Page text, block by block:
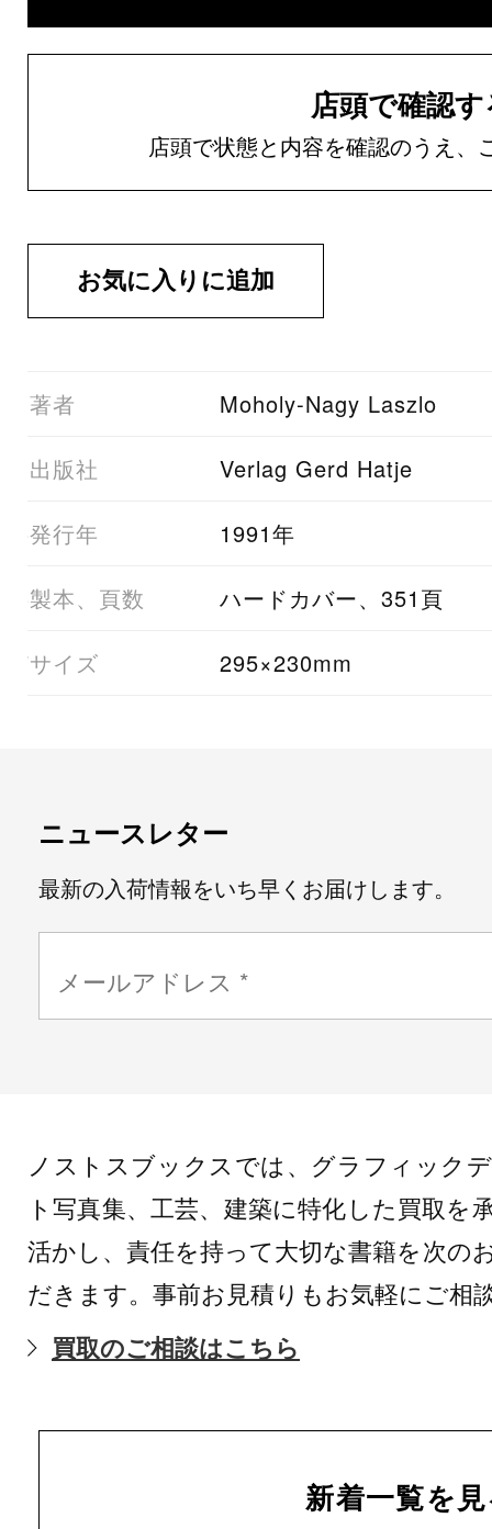
店頭で確認
店頭で状態と内容を確認のうえ、
01著者 Moholy-Nagy Laszlo
03出版社 Verlag Gerd Hatje
05発行年 1991年
06製本、頁数 ハードカバー、351頁
07サイズ 295×230mm
ニュースレター
最新の入荷情報をいち早くお届けします。
ノストスブックスでは、グラフィック
ト写真集、工芸、建築に特化した買取を
活かし、責任を持って大切な書籍を次の
だきます。事前お見積りもお気軽にご相
買取のご相談はこちら
新着一覧を